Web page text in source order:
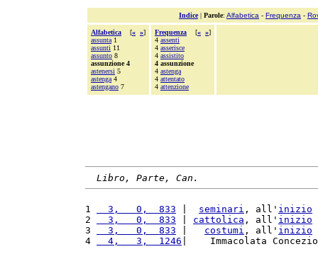
Indice| Parole: Alfabetica - Frequenza -
Alfabetica [« »]
assunta 1
assunti 11
assunto 8
assunzione 4
astenersi 5
astenga 4
astengano 7
Frequenza [« »]
4 assenti
4 asserisce
4 assistito
4 assunzione
4 astenga
4 attentato
4 attenzione
Libro, Parte, Can.
1
  3,   0,  833
seminari , all' inizio
2
  3,   0,  833
cattolica , all' inizio
3
  3,   0,  833
costumi , all' inizio
4
  4,   3,  1246
|    Immacolata